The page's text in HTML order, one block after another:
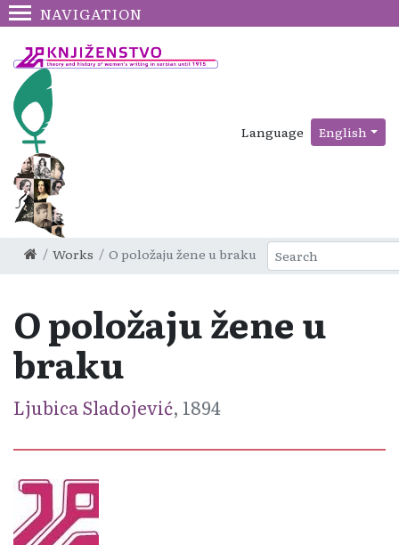
NAVIGATION
Language English
Works O položaju žene u braku
O položaju žene u
braku
Ljubica Sladojević, 1894